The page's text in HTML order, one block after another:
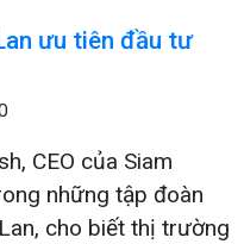
ưu tiên đầu tư
CEO của Siam
những tập đoàn
cho biết thị trường